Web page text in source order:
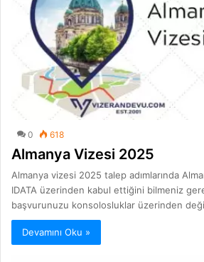
0 618
Almanya Vizesi 2025
Almanya vizesi 2025 talep adımlarında
IDATA üzerinden kabul ettiğini bilmeniz
başvurunuzu konsolosluklar üzerinden
Devamını Oku »